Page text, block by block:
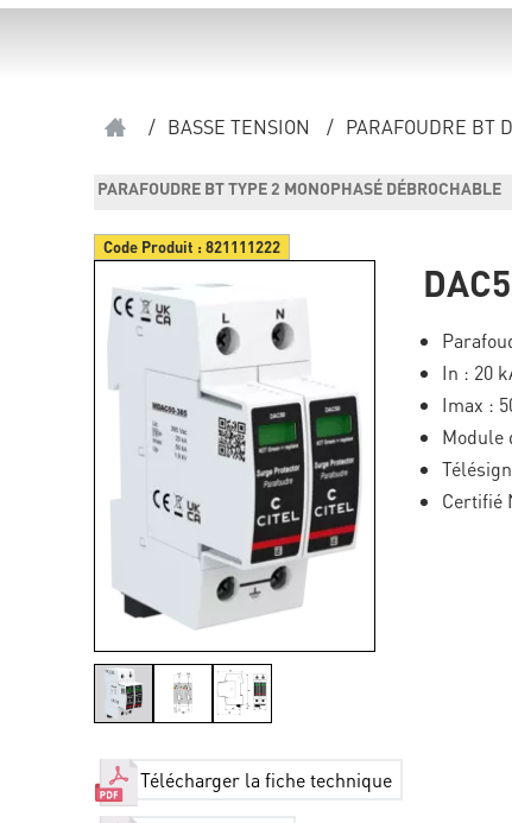
/ BASSE TENSION / PARAFOUDRE BT
PARAFOUDRE BT TYPE 2 MONOPHASÉ DÉBROCHABLE
Code Produit :821111222
In : 20
Imax :
Module
Certifié
Télécharger la fiche technique